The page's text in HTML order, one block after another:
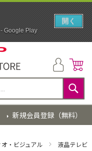
検
索
新規会員登録（無料）
・ビジュアル 液晶テレ
Google Play
開く